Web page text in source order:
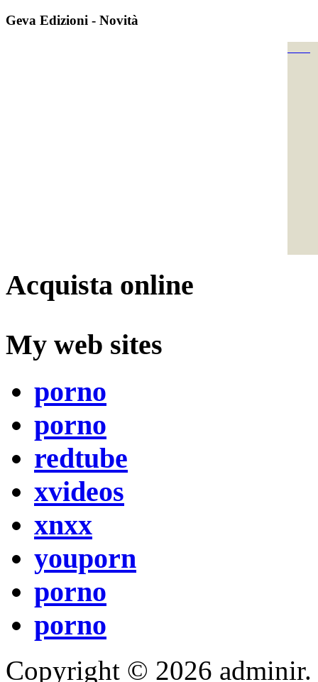
Geva Edizioni - Novità
Acquista online
My web sites
porno
porno
redtube
xvideos
xnxx
youporn
porno
porno
Copyright © 2026